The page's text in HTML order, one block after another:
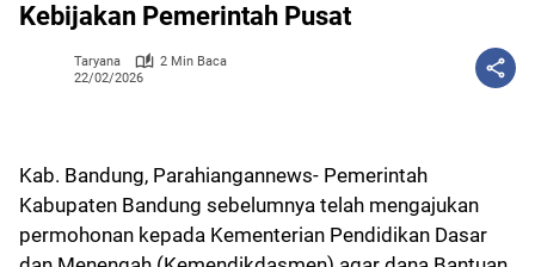
Kebijakan Pemerintah Pusat
Taryana
2 Min Baca
22/02/2026
Kab. Bandung, Parahiangannews- Pemerintah
Kabupaten Bandung sebelumnya telah mengajukan
permohonan kepada Kementerian Pendidikan Dasar